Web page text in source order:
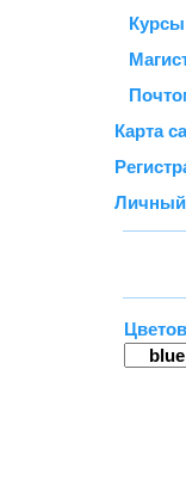
Карта
Личный